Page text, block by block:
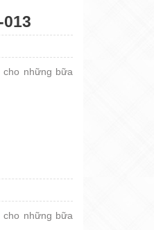
những bữa
cho những bữa